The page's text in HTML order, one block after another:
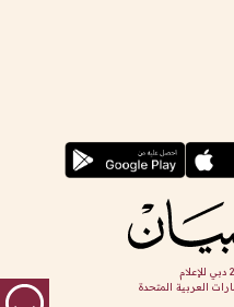
دبي للإعلام